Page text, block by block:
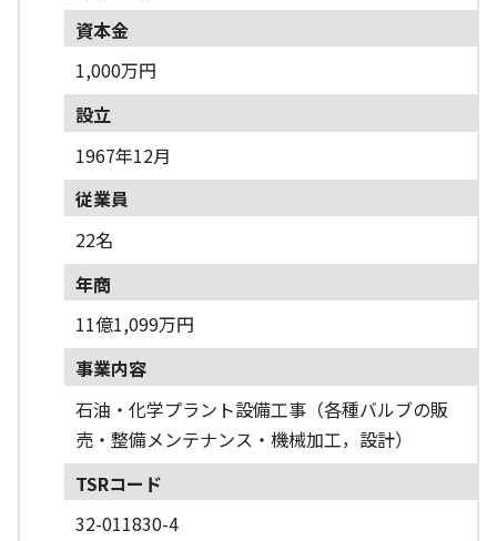
資本金
1,000万円
設立
1967年12月
従業員
22名
年商
11億1,099万円
事業内容
石油・化学プラント設備工事（各種バルブの販
売・整備メンテナンス・機械加工，設計）
TSRコード
32-011830-4